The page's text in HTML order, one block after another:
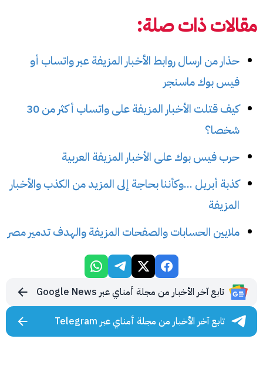
مقالات ذات صلة:
حذار من ارسال روابط الأخبار المزيفة عبر واتساب أو
فيس بوك ماسنجر
كيف قتلت الأخبار المزيفة على واتساب أكثر من 30
شخصا؟
حرب فيس بوك على الأخبار المزيفة العربية
كذبة أبريل ...وكأننا بحاجة إلى المزيد من الكذب والأخبار
المزيفة
ملايين الحسابات والصفحات المزيفة والهدف تدمير مصر
تابع آخر الأخبار من مجلة أمناي عبر Google News
تابع آخر الأخبار من مجلة أمناي عبر Telegram